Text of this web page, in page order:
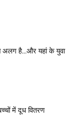
अलग है…और यहां के युवा
में दूध वितरण